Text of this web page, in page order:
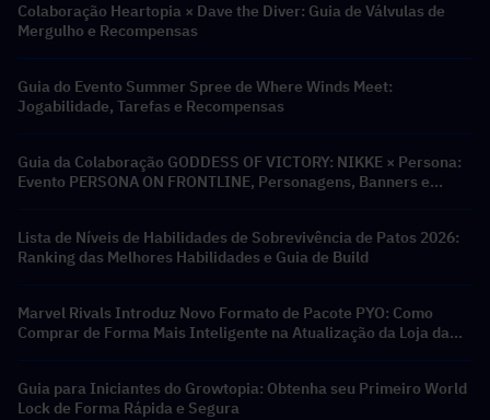
Colaboração Heartopia × Dave the Diver: Guia de Válvulas de
Mergulho e Recompensas
Guia do Evento Summer Spree de Where Winds Meet:
Jogabilidade, Tarefas e Recompensas
Guia da Colaboração GODDESS OF VICTORY: NIKKE × Persona:
Evento PERSONA ON FRONTLINE, Personagens, Banners e
Lista de Níveis de Habilidades de Sobrevivência de Patos 2026:
Ranking das Melhores Habilidades e Guia de Build
Marvel Rivals Introduz Novo Formato de Pacote PYO: Como
Comprar de Forma Mais Inteligente na Atualização da Loja da
Guia para Iniciantes do Growtopia: Obtenha seu Primeiro World
Lock de Forma Rápida e Segura